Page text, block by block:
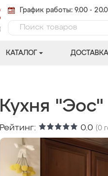
График работы: 9.00 -
КАТАЛОГ
Кухня "Эос"
Рейтинг: 0.0 (0